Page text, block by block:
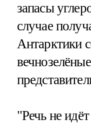
запасы
случае
Антарктики
"Речь не